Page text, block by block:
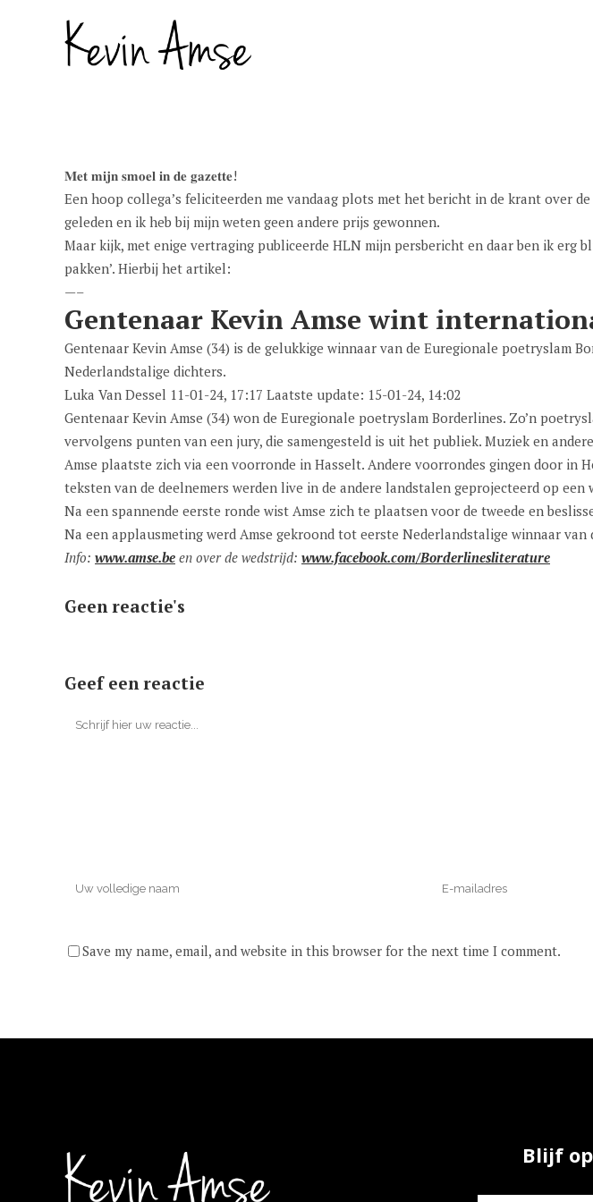
𝐌𝐞𝐭 𝐦𝐢𝐣𝐧 𝐬𝐦𝐨𝐞𝐥 𝐢𝐧 𝐝𝐞 𝐠𝐚𝐳𝐞𝐭𝐭𝐞!
Een hoop collega’s feliciteerden me vandaag plots met het bericht in de krant over
geleden en ik heb bij mijn weten geen andere prijs gewonnen.
Maar kijk, met enige vertraging publiceerde HLN mijn persbericht en daar ben ik erg
pakken’. Hierbij het artikel:
—–
Gentenaar Kevin Amse wint
Gentenaar Kevin Amse (34) is de gelukkige winnaar van de Euregionale poetryslam
Nederlandstalige dichters.
Luka Van Dessel 11-01-24, 17:17 Laatste update: 15-01-24, 14:02
Gentenaar Kevin Amse (34) won de Euregionale poetryslam Borderlines. Zo’n
vervolgens punten van een jury, die samengesteld is uit het publiek. Muziek en
Amse plaatste zich via een voorronde in Hasselt. Andere voorrondes gingen door in
teksten van de deelnemers werden live in de andere landstalen geprojecteerd op
Na een spannende eerste ronde wist Amse zich te plaatsen voor de tweede en
Na een applausmeting werd Amse gekroond tot eerste Nederlandstalige winnaar van
Info: www.amse.be en over de wedstrijd: www.facebook.com/Borderlinesliterature
Geen reactie's
Geef een reactie
Save my name, email, and website in this browser for the next time I comment.
Blijf